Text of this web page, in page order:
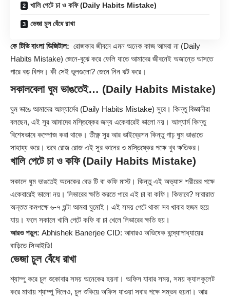
খালি পেটে চা ও কফি (Daily Habits Mistake)
ভেজা চুল বেঁধে রাখা
কে টিভি বাংলা ডিজিটাল: রোজকার জীবনে এমন অনেক কাজ আমরা না (Daily
Habits Mistake) জেনে-বুঝে করে ফেলি যাতে আমাদের জীবনেই অজান্তে আসতে
পারে বড় বিপদ। কী সেই ভুলগুলো? জেনে নিন ঝট করে।
সকালবেলা ঘুম ভাঙতেই… (Daily Habits Mistake)
ঘুম ভাঙে আমাদের আল্যার্মের (Daily Habits Mistake) সুরে। কিন্তু বিজ্ঞানীরা
বলছেন, এই সুর আমাদের মস্তিষ্কের জন্য একেবারেই ভালো নয়। আল্যার্ম কিন্তু
বিশেষভাবে কম্পোজ করা থাকে। তীক্ষ্ণ সুর আর ভাইব্রেশন কিন্তু গাঢ় ঘুম ভাঙাতে
সাহায্য করে। তবে রোজ রোজ এই সুর কানের ও মস্তিষ্কের পক্ষে খুব ক্ষতিকর।
খালি পেটে চা ও কফি (Daily Habits Mistake)
সকালে ঘুম ভাঙতেই অনেকের বেড টি বা কফি মাস্ট। কিন্তু এই অভ্যাস শরীরের পক্ষে
একেবারেই ভালো নয়। লিভারের ক্ষতি করতে পারে এই চা বা কফি। কিভাবে? সারারাত
অন্তত কমপক্ষে ৬-৭ ঘন্টা আমরা ঘুমোই। এই সময় পেটে থাকা সব খাবার হজম হয়ে
যায়। ফলে সকালে খালি পেটে কফি বা চা খেলে লিভারের ক্ষতি হয়।
আরও পড়ুন: Abhishek Banerjee CID: আবারও অভিষেক বন্দ্যোপাধ্যায়ের
বাড়িতে সিআইডি!
ভেজা চুল বেঁধে রাখা
শ্যাম্পু করে চুল শুকোবার সময় অনেকের হয়না। অফিস যাবার সময়, সময় ক্যালকুলেট
করে মাথায় শ্যাম্পু দিলেও, চুল শুকিয়ে অফিস যাওয়া সবার পক্ষে সম্ভব হয়না। আর